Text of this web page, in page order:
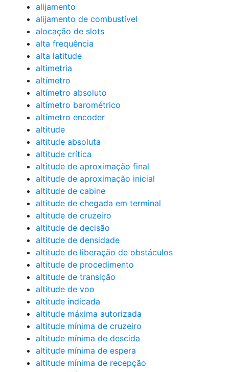
alijamento
alijamento de combustível
alocação de slots
alta frequência
alta latitude
altimetria
altímetro
altímetro absoluto
altímetro barométrico
altímetro encoder
altitude
altitude absoluta
altitude crítica
altitude de aproximação final
altitude de aproximação inicial
altitude de cabine
altitude de chegada em terminal
altitude de cruzeiro
altitude de decisão
altitude de densidade
altitude de liberação de obstáculos
altitude de procedimento
altitude de transição
altitude de voo
altitude indicada
altitude máxima autorizada
altitude mínima de cruzeiro
altitude mínima de descida
altitude mínima de espera
altitude mínima de recepção